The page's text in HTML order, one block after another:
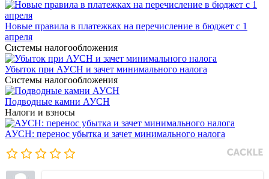
Новые правила в платежках на перечисление в бюджет с 1
апреля
Системы налогообложения
Убыток при АУСН и зачет минимального налога
Системы налогообложения
Подводные камни АУСН
Налоги и взносы
АУСН: перенос убытка и зачет минимального налога